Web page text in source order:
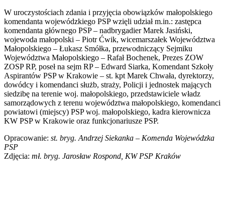
W uroczystościach zdania i przyjęcia obowiązków małopolskiego
komendanta wojewódzkiego PSP wzięli udział m.in.: zastępca
komendanta głównego PSP – nadbrygadier Marek Jasiński,
wojewoda małopolski – Piotr Ćwik, wicemarszałek Województwa
Małopolskiego – Łukasz Smółka, przewodniczący Sejmiku
Województwa Małopolskiego – Rafał Bochenek, Prezes ZOW
ZOSP RP, poseł na sejm RP – Edward Siarka, Komendant Szkoły
Aspirantów PSP w Krakowie – st. kpt Marek Chwała, dyrektorzy,
dowódcy i komendanci służb, straży, Policji i jednostek mających
siedzibę na terenie woj. małopolskiego, przedstawiciele władz
samorządowych z terenu województwa małopolskiego, komendanci
powiatowi (miejscy) PSP woj. małopolskiego, kadra kierownicza
KW PSP w Krakowie oraz funkcjonariusze PSP.
Opracowanie: st. bryg. Andrzej Siekanka – Komenda Wojewódzka
PSP
Zdjęcia: mł. bryg. Jarosław Rospond, KW PSP Kraków